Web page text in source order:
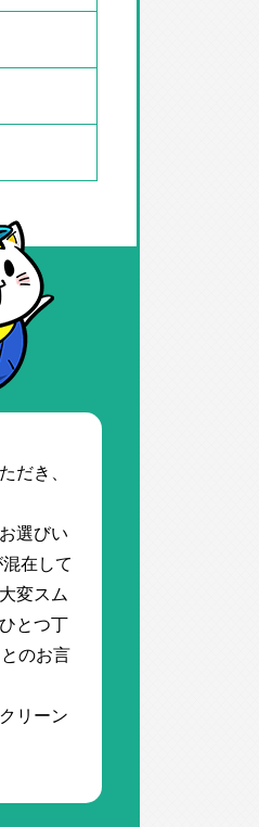
だき、
選びい
在して
変スム
とつ丁
のお言
リーン